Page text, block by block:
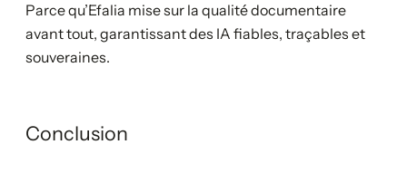
Parce qu’Efalia mise sur la qualité documentaire
avant tout, garantissant des IA fiables, traçables et
souveraines.
Conclusion